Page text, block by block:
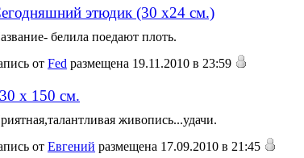
этюдик (30 х24 см.)
белила поедают плоть.
от Fed размещена 19.11.2010 в 23:59
х 150 см.
живопись...удачи.
от Евгений размещена 17.09.2010 в 21:45